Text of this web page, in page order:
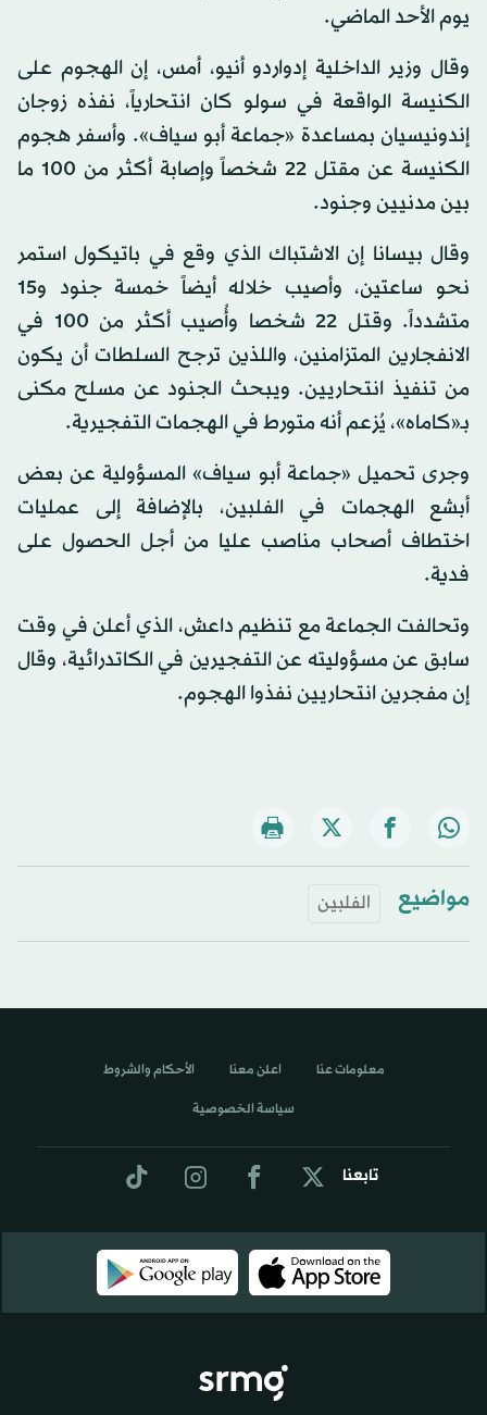
يوم الأحد الماضي.
وقال وزير الداخلية إدواردو أنيو، أمس، إن الهجوم على
الكنيسة الواقعة في سولو كان انتحارياً، نفذه زوجان
إندونيسيان بمساعدة «جماعة أبو سياف». وأسفر هجوم
الكنيسة عن مقتل 22 شخصاً وإصابة أكثر من 100 ما
بين مدنيين وجنود.
وقال بيسانا إن الاشتباك الذي وقع في باتيكول استمر
نحو ساعتين، وأصيب خلاله أيضاً خمسة جنود و15
متشدداً. وقتل 22 شخصا وأُصيب أكثر من 100 في
الانفجارين المتزامنين، واللذين ترجح السلطات أن يكون
من تنفيذ انتحاريين. ويبحث الجنود عن مسلح مكنى
بـ«كاماه»، يُزعم أنه متورط في الهجمات التفجيرية.
وجرى تحميل «جماعة أبو سياف» المسؤولية عن بعض
أبشع الهجمات في الفلبين، بالإضافة إلى عمليات
اختطاف أصحاب مناصب عليا من أجل الحصول على
فدية.
وتحالفت الجماعة مع تنظيم داعش، الذي أعلن في وقت
سابق عن مسؤوليته عن التفجيرين في الكاتدرائية، وقال
إن مفجرين انتحاريين نفذوا الهجوم.
مواضيع الفلبين
تابعنا
معلومات عنا اعلن معنا الأحكام والشروط
سياسة الخصوصية